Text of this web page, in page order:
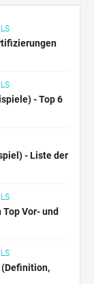
- Top 6
- Liste der
Vor- und
(Definition,